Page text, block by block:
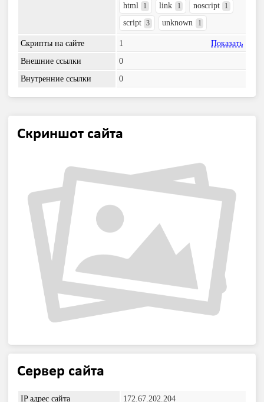
html 1 link 1 noscript 1
script 3 unknown 1
Скрипты на сайте 1
Показать
Внешние ссылки
0
Внутренние ссылки
0
Скриншот сайта
Сервер сайта
IP адрес сайта 172.67.202.204